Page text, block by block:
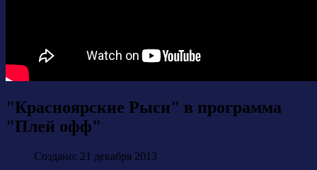
"Красноярские Рыси" в программа
"Плей офф"
Создано: 21 декабря 2013